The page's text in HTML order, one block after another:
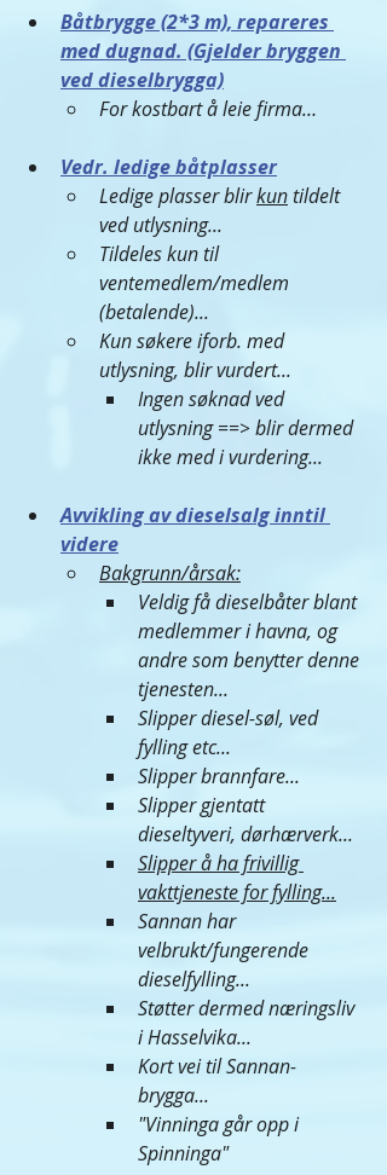
Båtbrygge (2*3 m), repareres
med dugnad. (Gjelder bryggen
ved dieselbrygga)
For kostbart å leie firma…
Vedr. ledige båtplasser
Ledige plasser blir kun tildelt
ved utlysning...
Tildeles kun til
ventemedlem/medlem
(betalende)...
Kun søkere iforb. med
utlysning, blir vurdert...
Ingen søknad ved
utlysning ==> blir dermed
ikke med i vurdering...
Avvikling av dieselsalg inntil
videre
Bakgrunn/årsak:
Veldig få dieselbåter blant
medlemmer i havna, og
andre som benytter denne
tjenesten...
Slipper diesel-søl, ved
fylling etc...
Slipper brannfare...
Slipper gjentatt
dieseltyveri, dørhærverk...
Slipper å ha frivillig
vakttjeneste for fylling...
Sannan har
velbrukt/fungerende
dieselfylling...
Støtter dermed næringsliv
i Hasselvika...
Kort vei til Sannan-
brygga...
"Vinninga går opp i
Spinninga"